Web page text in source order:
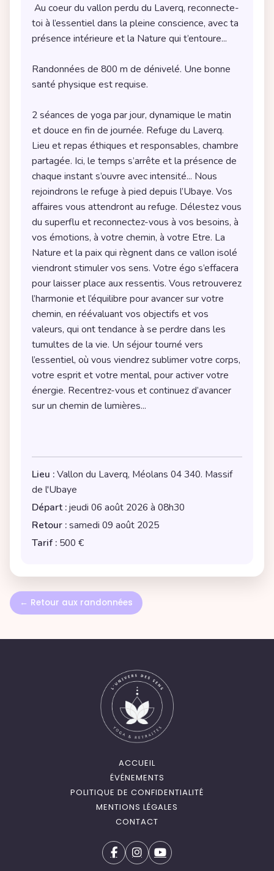
toi à l’essentiel dans la pleine conscience, avec ta
Randonnées de 800 m de dénivelé. Une bonne
2 séances de yoga par jour, dynamique le matin
et douce en fin de journée. Refuge du Laverq.
Lieu et repas éthiques et responsables, chambre
partagée. Ici, le temps s’arrête et la présence de
chaque instant s’ouvre avec intensité... Nous
rejoindrons le refuge à pied depuis l’Ubaye. Vos
affaires vous attendront au refuge. Délestez vous
du superflu et reconnectez-vous à vos besoins, à
vos émotions, à votre chemin, à votre Etre. La
Nature et la paix qui règnent dans ce vallon isolé
viendront stimuler vos sens. Votre égo s’effacera
pour laisser place aux ressentis. Vous retrouverez
l’harmonie et l’équilibre pour avancer sur votre
chemin, en réévaluant vos objectifs et vos
valeurs, qui ont tendance à se perdre dans les
tumultes de la vie. Un séjour tourné vers
l’essentiel, où vous viendrez sublimer votre corps,
votre esprit et votre mental, pour activer votre
énergie. Recentrez-vous et continuez d’avancer
sur un chemin de lumières...
Lieu :Vallon du Laverq, Méolans 04 340. Massif
de l'Ubaye
Départ :jeudi 06 août 2026 à 08h30
Retour :samedi 09 août 2025
Tarif : 500 €
← Retour aux randonnées
ACCUEIL
ÉVÉNEMENTS
POLITIQUE DE CONFIDENTIALITÉ
MENTIONS LÉGALES
CONTACT